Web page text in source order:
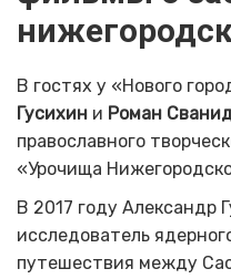
В гостях у «Нового
Гусихин и Роман
православного
«Урочища
В 2017 году Александр
исследователь
путешествия между